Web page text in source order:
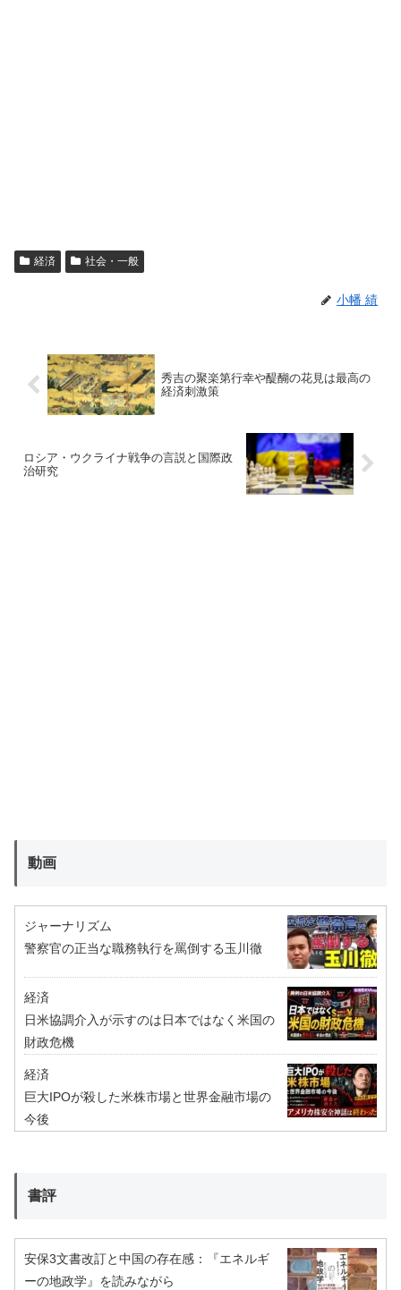
経済 社会・一般
小幡 績
秀吉の聚楽第行幸や醍醐の花見は最高の
経済刺激策
ロシア・ウクライナ戦争の言説と国際政
治研究
動画
ジャーナリズム
警察官の正当な職務執行を罵倒する玉川徹
経済
日米協調介入が示すのは日本ではなく米国の
財政危機
経済
巨大IPOが殺した米株市場と世界金融市場の
今後
書評
安保3文書改訂と中国の存在感：『エネルギ
ーの地政学』を読みながら